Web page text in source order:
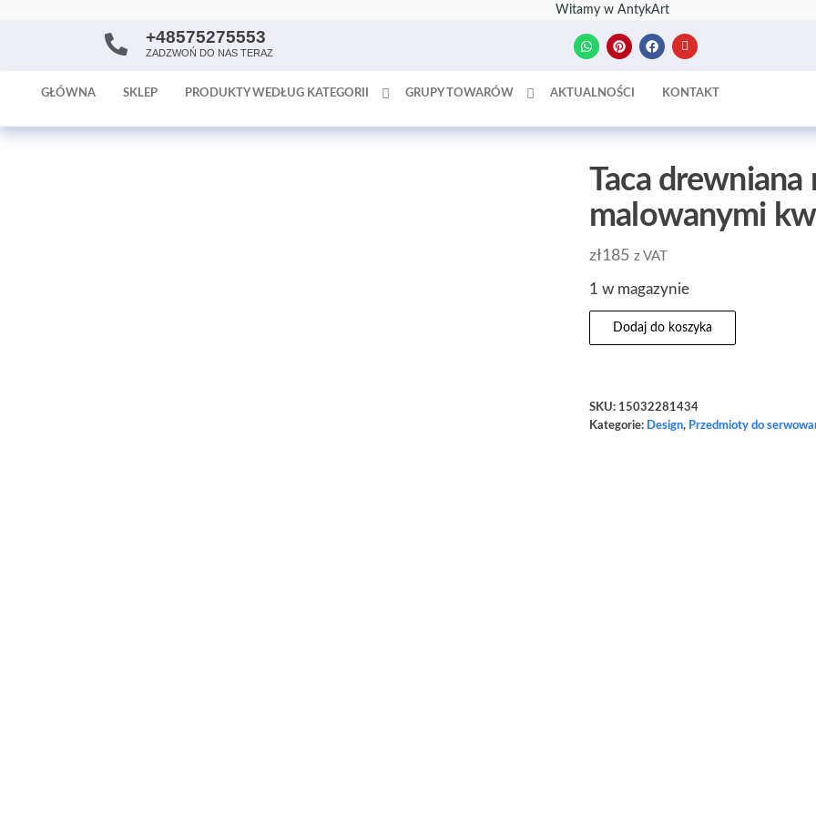
Witamy w AntykArt
AntykArt
poświęcona
sprzedaży
tapet
+48575275553
ZADZWOŃ DO NAS TERAZ
GŁÓWNA SKLEP PRODUKTY WEDŁUG KATEGORII GRUPY TOWARÓW AKTUALNOŚCI KONTAKT
Taca
malowanymi
zł185 z VAT
1 w magazynie
Dodaj do koszyka
SKU: 15032281434
Kategorie: Design, Przedmioty do